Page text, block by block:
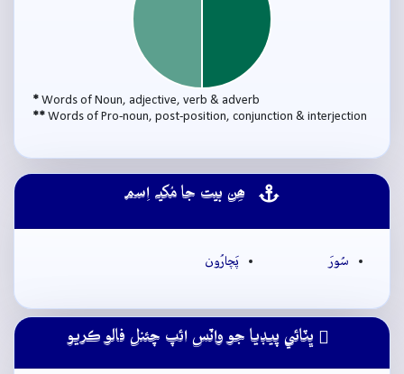
* Words of Noun, adjective, verb & adverb
** Words of Pro-noun, post-position, conjunction & interjection
ھِن بيت جا مُکيہ اِسم
سُورَ پَچارُون
ڀٽائي پيڊيا جو واٽس ائپ چئنل فالو ڪريو